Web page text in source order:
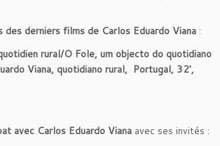
derniers films de Carlos Eduardo Viana :
rural/O Fole, um objecto do quotidiano
Viana, quotidiano rural, Portugal, 32′,
avec Carlos Eduardo Viana avec ses invités :